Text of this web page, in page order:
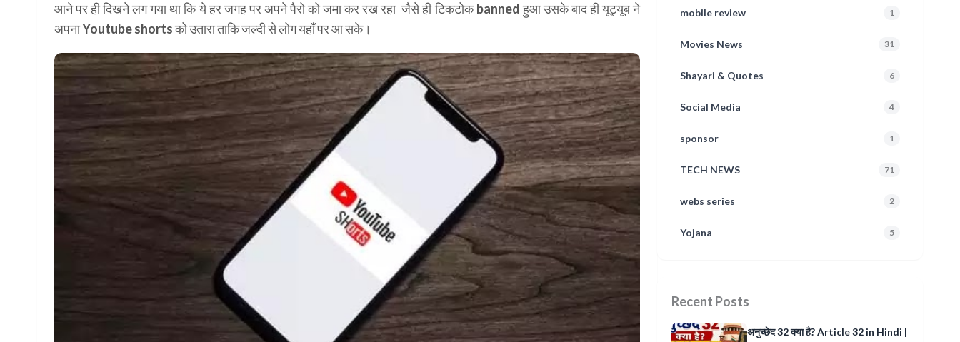
आने पर ही दिखने लग गया था कि ये हर जगह पर अपने पैरो को जमा कर रख रहा जैसे ही टिकटोक banned हुआ उसके बाद ही यूट्यूब ने
अपना Youtube shorts को उतारा ताकि जल्दी से लोग यहाँ पर आ सके।
mobile review 1
Movies News 31
Shayari & Quotes 6
Social Media 4
sponsor 1
TECH NEWS 71
webs series 2
Yojana 5
Recent Posts
अनुच्छेद 32 क्या है? Article 32 in Hindi |